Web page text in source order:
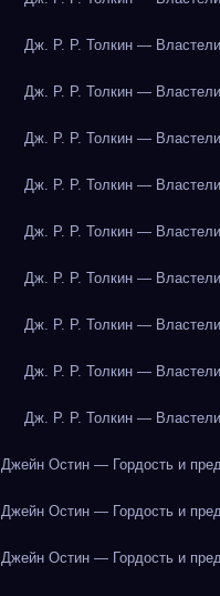
Дж. Р. Р. Толкин —
Дж. Р. Р. Толкин —
Дж. Р. Р. Толкин —
Дж. Р. Р. Толкин —
Дж. Р. Р. Толкин —
Дж. Р. Р. Толкин —
Дж. Р. Р. Толкин —
Дж. Р. Р. Толкин —
Дж. Р. Р. Толкин —
Джейн Остин — Гордость и
Джейн Остин — Гордость и
Джейн Остин — Гордость и